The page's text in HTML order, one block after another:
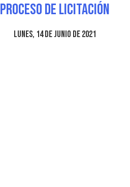
Proceso de Licitación
lunes, 14 de junio de 2021